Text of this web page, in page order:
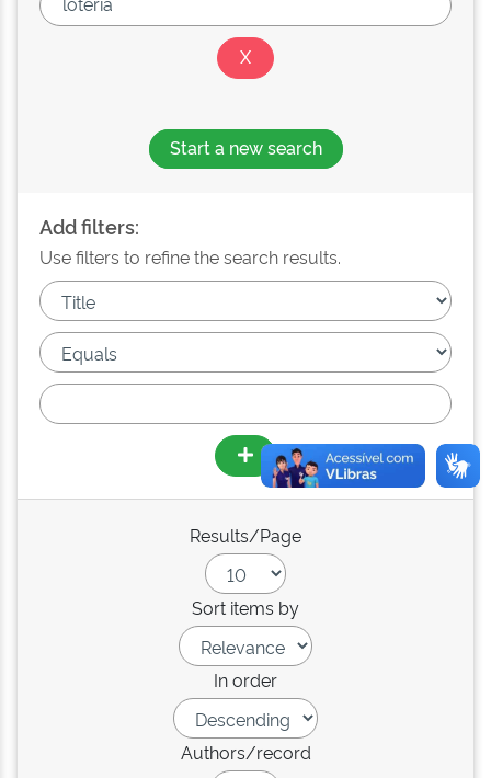
Start a new search
Add filters:
Use filters to refine the search results.
Results/Page
Sort items by
In order
Authors/record